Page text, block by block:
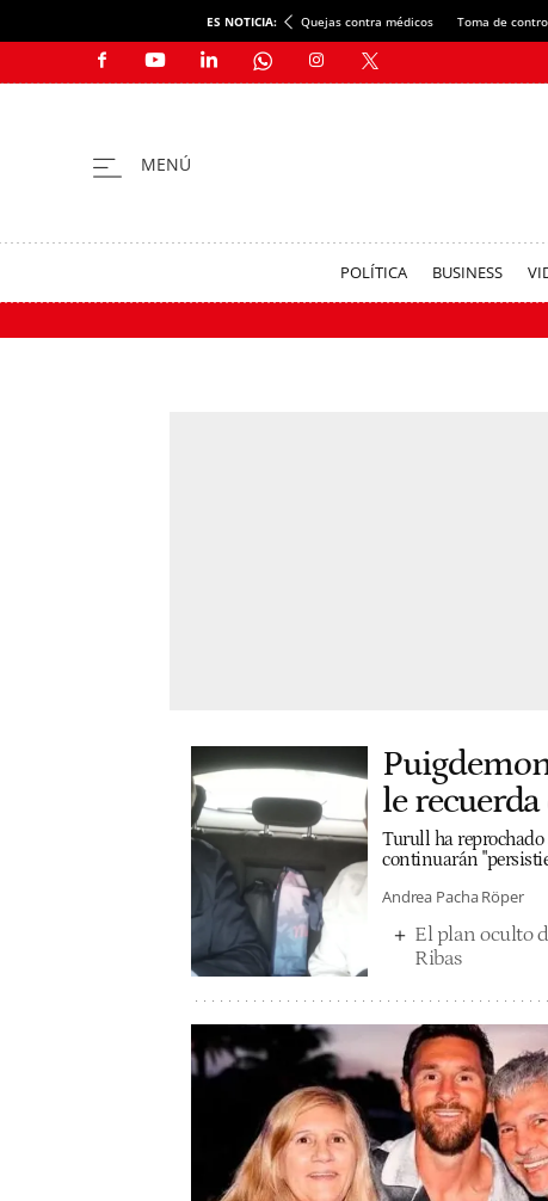
ES NOTICIA: Quejas contra médicos Toma de
POLÍTICA BUSINESS
le
Turull ha reprochado
continuarán
Andrea Pacha Röper
El plan oculto
Ribas